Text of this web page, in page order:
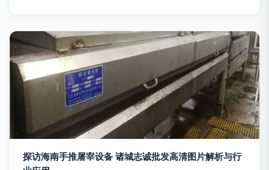
探访海南手推屠宰设备 诸城志诚批发高清图片解析与行